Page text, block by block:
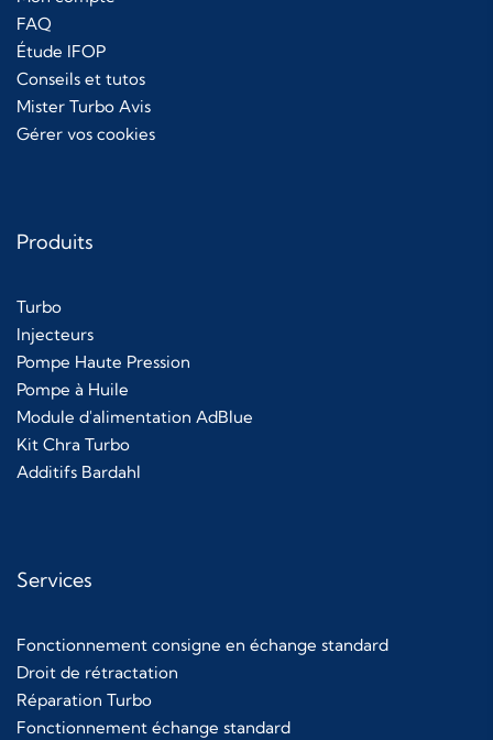
FAQ
Étude IFOP
Conseils et tutos
Mister Turbo Avis
Gérer vos cookies
Produits
Turbo
Injecteurs
Pompe Haute Pression
Pompe à Huile
Module d'alimentation AdBlue
Kit Chra Turbo
Additifs Bardahl
Services
Fonctionnement consigne en échange standard
Droit de rétractation
Réparation Turbo
Fonctionnement échange standard